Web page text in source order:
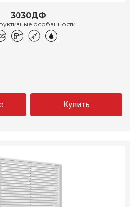
3030ДФ
особенности
Купить